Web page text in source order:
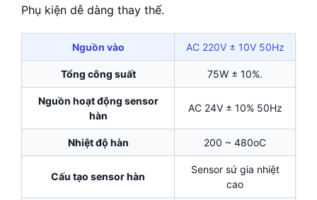
Phụ kiện dễ dàng thay thế.
Nguồn vào AC 220V ± 10V 50Hz
Tổng công suất 75W ± 10%.
Nguồn hoạt động sensor
hàn
AC 24V ± 10% 50Hz
Nhiệt độ hàn 200 ~ 480oC
Cấu tạo sensor hàn
Sensor sứ gia nhiệt
cao